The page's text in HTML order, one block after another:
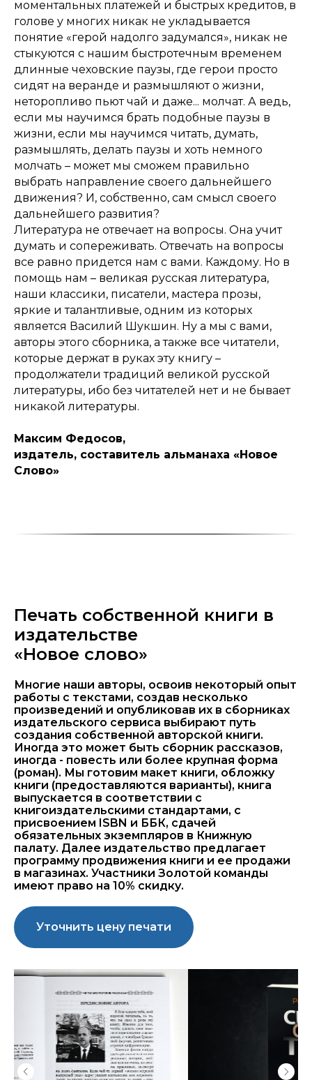
моментальных платежей и быстрых кредитов, в
голове у многих никак не укладывается
понятие «герой надолго задумался», никак не
стыкуются с нашим быстротечным временем
длинные чеховские паузы, где герои просто
сидят на веранде и размышляют о жизни,
неторопливо пьют чай и даже... молчат. А ведь,
если мы научимся брать подобные паузы в
жизни, если мы научимся читать, думать,
размышлять, делать паузы и хоть немного
молчать – может мы сможем правильно
выбрать направление своего дальнейшего
движения? И, собственно, сам смысл своего
дальнейшего развития?
Литература не отвечает на вопросы. Она учит
думать и сопереживать. Отвечать на вопросы
все равно придется нам с вами. Каждому. Но в
помощь нам – великая русская литература,
наши классики, писатели, мастера прозы,
яркие и талантливые, одним из которых
является Василий Шукшин. Ну а мы с вами,
авторы этого сборника, а также все читатели,
которые держат в руках эту книгу –
продолжатели традиций великой русской
литературы, ибо без читателей нет и не бывает
никакой литературы.
Максим Федосов,
издатель, составитель альманаха «Новое
Слово»
Печать собственной книги в
издательстве
«Новое слово»
Многие наши авторы, освоив некоторый опыт
работы с текстами, создав несколько
произведений и опубликовав их в сборниках
издательского сервиса выбирают путь
создания собственной авторской книги.
Иногда это может быть сборник рассказов,
иногда - повесть или более крупная форма
(роман). Мы готовим макет книги, обложку
книги (предоставляются варианты), книга
выпускается в соответствии с
книгоиздательскими стандартами, с
присвоением ISBN и ББК, сдачей
обязательных экземпляров в Книжную
палату. Далее издательство предлагает
программу продвижения книги и ее продажи
в магазинах. Участники Золотой команды
имеют право на 10% скидку.
Уточнить цену печати